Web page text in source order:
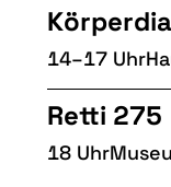
MUSIK
NATUR &
14–17 Uhr
Retti 275
18 Uhr